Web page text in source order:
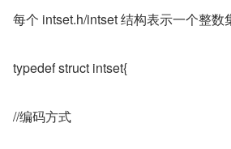
每个 intset.h/intset 结构表示一个整数
typedef struct intset{
//编码方式